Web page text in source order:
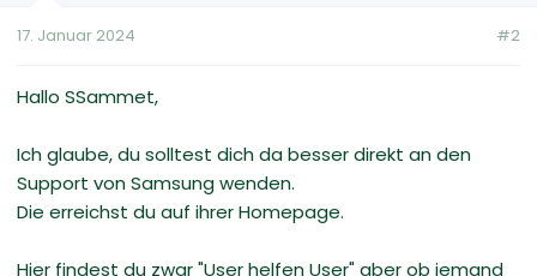
17. Januar 2024 #2
Hallo SSammet,
Ich glaube, du solltest dich da besser direkt an den
Support von Samsung wenden.
Die erreichst du auf ihrer Homepage.
Hier findest du zwar "User helfen User" aber ob jemand